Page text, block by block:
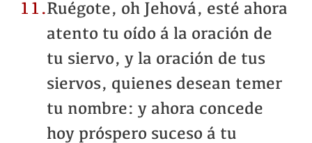
11.Ruégote, oh Jehová, esté ahora
atento tu oído á la oración de
tu siervo, y la oración de tus
siervos, quienes desean temer
tu nombre: y ahora concede
hoy próspero suceso á tu